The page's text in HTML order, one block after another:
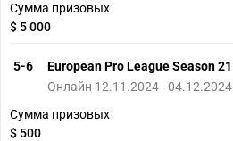
Сумма призовых
$ 5 000
5-6
European Pro League Season 21
Онлайн 12.11.2024 - 04.12.2024
Сумма призовых
$ 500